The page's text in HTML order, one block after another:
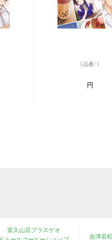
（品番：）
円
富久山店プラスゲオ
会津若